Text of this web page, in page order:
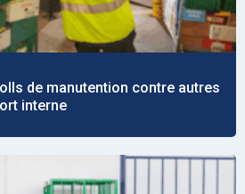
de manutention contre autres
interne